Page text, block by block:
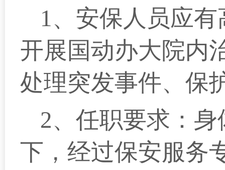
1、安保人员应
开展国动办大院内
处理突发事件、保
2、任职要求：
下，经过保安服务